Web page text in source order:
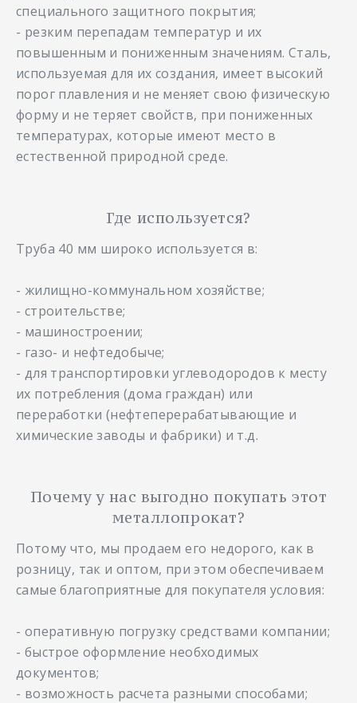
специального защитного покрытия;
- резким перепадам температур и их
повышенным и пониженным значениям. Сталь,
используемая для их создания, имеет высокий
порог плавления и не меняет свою физическую
форму и не теряет свойств, при пониженных
температурах, которые имеют место в
естественной природной среде.
Где используется?
Труба 40 мм широко используется в:
- жилищно-коммунальном хозяйстве;
- строительстве;
- машиностроении;
- газо- и нефтедобыче;
- для транспортировки углеводородов к месту
их потребления (дома граждан) или
переработки (нефтеперерабатывающие и
химические заводы и фабрики) и т.д.
Почему у нас выгодно покупать этот
металлопрокат?
Потому что, мы продаем его недорого, как в
розницу, так и оптом, при этом обеспечиваем
самые благоприятные для покупателя условия:
- оперативную погрузку средствами компании;
- быстрое оформление необходимых
документов;
- возможность расчета разными способами;